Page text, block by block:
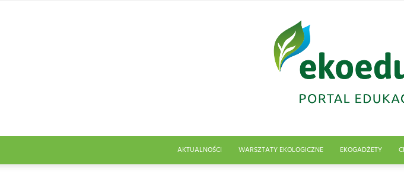
AKTUALNOŚCI WARSZTATY EKOLOGICZNE EKOGADŻETY